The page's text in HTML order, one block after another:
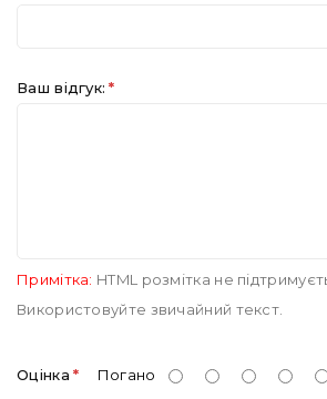
Ваш відгук:
Примітка: HTML розмітка не
Використовуйте звичайний текст.
Оцінка Погано